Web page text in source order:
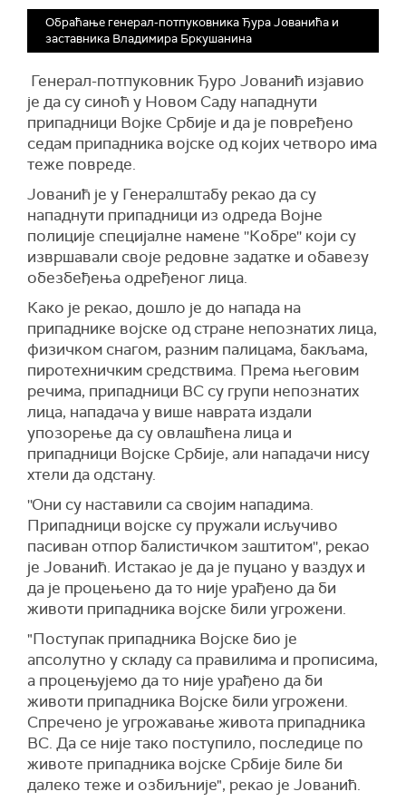
Обраћање генерал-потпуковника Ђура Јованића и
заставника Владимира Бркушанина
Генерал-потпуковник Ђуро Јованић изјавио
је да су синоћ у Новом Саду нападнути
припадници Војке Србије и да је повређено
седам припадника војске од којих четворо има
теже повреде.
Јованић је у Генералштабу рекао да су
нападнути припадници из одреда Војне
полиције специјалне намене ''Кобре'' који су
извршавали своје редовне задатке и обавезу
обезбеђења одређеног лица.
Како је рекао, дошло је до напада на
припаднике војске од стране непознатих лица,
физичком снагом, разним палицама, бакљама,
пиротехничким средствима. Према његовим
речима, припадници ВС су групи непознатих
лица, нападача у више наврата издали
упозорење да су овлашћена лица и
припадници Војске Србије, али нападачи нису
хтели да одстану.
''Они су наставили са својим нападима.
Припадници војске су пружали исључиво
пасиван отпор балистичком заштитом'', рекао
је Јованић. Истакао је да је пуцано у ваздух и
да је процењено да то није урађено да би
животи припадника војске били угрожени.
"Поступак припадника Војске био је
апсолутно у складу са правилима и прописима,
а процењујемо да то није урађено да би
животи припадника Војске били угрожени.
Спречено је угрожавање живота припадника
ВС. Да се није тако поступило, последице по
животе припадника војске Србије биле би
далеко теже и озбиљније", рекао је Јованић.